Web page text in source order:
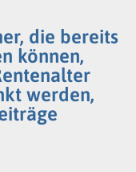
die bereits
können,
werden,